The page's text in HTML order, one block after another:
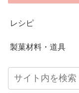
レシピ
製菓材料・道具